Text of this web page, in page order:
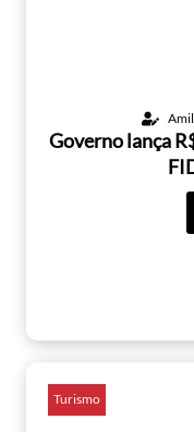
Governo lança
Turismo